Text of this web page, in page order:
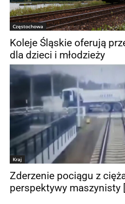
Częstochowa
Koleje Śląskie oferują
dla dzieci i młodzieży
Kraj
Zderzenie pociągu z
perspektywy maszynisty